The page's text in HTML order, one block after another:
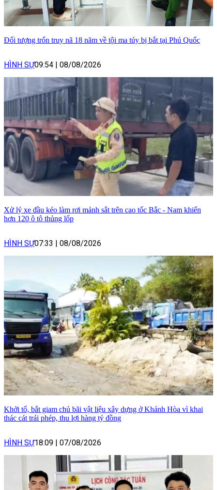
Đối tượng trốn truy nã 18 năm về tội ma túy bị bắt tại Phú Quốc
HÌNH SỰ09:54 | 08/08/2026
Xử lý xe đầu kéo làm rơi mảnh sắt trên cao tốc Bắc - Nam khiến
hơn 120 ô tô thủng lốp
HÌNH SỰ07:33 08/08/2026
Khởi tố, bắt giam chủ bãi vật liệu xây dựng ở Khánh Hòa vì khai
thác cát trái phép, thu lợi hàng tỷ đồng
HÌNH SỰ18:09 07/08/2026